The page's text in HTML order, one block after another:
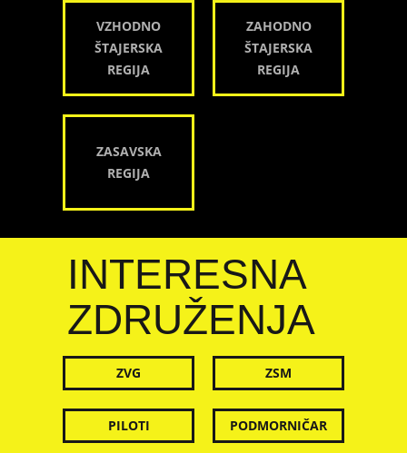
VZHODNO
ŠTAJERSKA
REGIJA
ZAHODNO
ŠTAJERSKA
REGIJA
ZASAVSKA
REGIJA
INTERESNA
ZDRUŽENJA
ZVG ZSM
PILOTI PODMORNIČAR